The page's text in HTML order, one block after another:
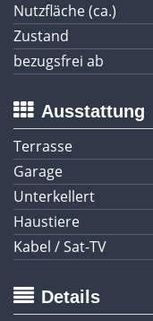
Nutzfläche (ca.)
Zustand
bezugsfrei ab
Ausstattung
Terrasse
Garage
Unterkellert
Haustiere
Kabel / Sat-TV
Details